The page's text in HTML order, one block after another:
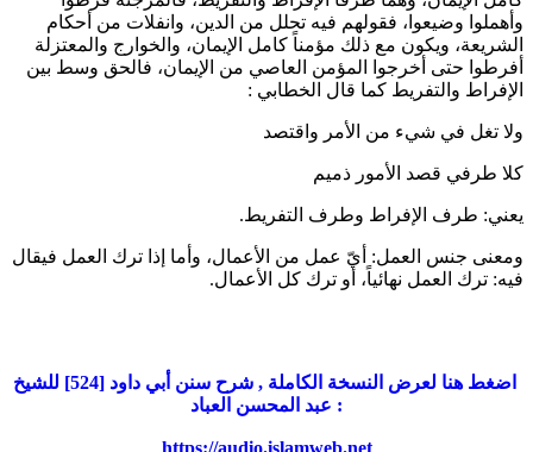
وأهملوا وضيعوا، فقولهم فيه تحلل من الدين، وانفلات من أحكام
الشريعة، ويكون مع ذلك مؤمناً كامل الإيمان، والخوارج والمعتزلة
أفرطوا حتى أخرجوا المؤمن العاصي من الإيمان، فالحق وسط بين
الإفراط والتفريط كما قال الخطابي :
ولا تغل في شيء من الأمر واقتصد
كلا طرفي قصد الأمور ذميم
يعني: طرف الإفراط وطرف التفريط.
ومعنى جنس العمل: أيّ عمل من الأعمال، وأما إذا ترك العمل فيقال
فيه: ترك العمل نهائياً، أو ترك كل الأعمال.
اضغط هنا لعرض النسخة الكاملة , شرح سنن أبي داود [524] للشيخ
: عبد المحسن العباد